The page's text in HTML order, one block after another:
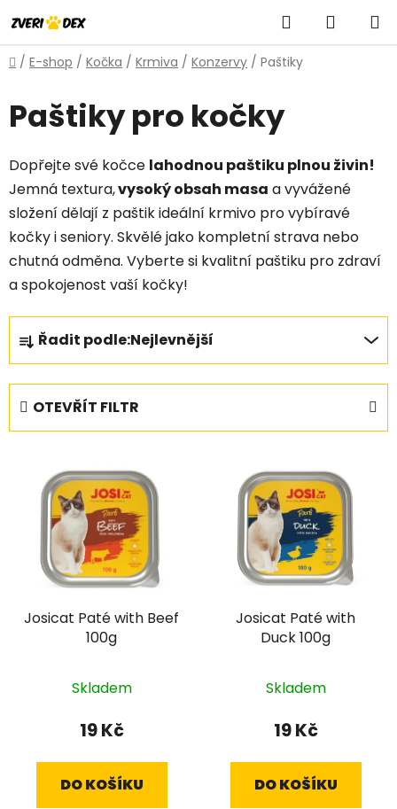
na
obsah
Hledat
KOŠÍK
Domů
/ E-shop / Kočka / Krmiva / Konzervy / Paštiky
Paštiky pro kočky
Dopřejte své kočce lahodnou paštiku plnou živin!
Jemná textura,vysoký obsah masa a vyvážené
složení dělají z paštik ideální krmivo pro vybíravé
kočky i seniory. Skvělé jako kompletní strava nebo
chutná odměna. Vyberte si kvalitní paštiku pro zdraví
a spokojenost vaší kočky!
Ř
a
z
e
n
Řadit podle:Nejlevnější
OTEVŘÍT FILTR
Josicat Paté with Beef
100g
Skladem
19 Kč
DO KOŠÍKU
Josicat Paté with
Duck 100g
Skladem
19 Kč
DO KOŠÍKU